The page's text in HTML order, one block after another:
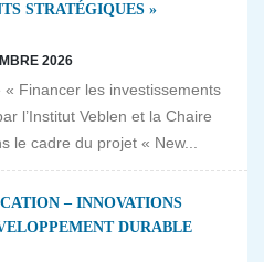
STRATÉGIQUES »
2026
Financer les investissements
l’Institut Veblen et la Chaire
le cadre du projet « New...
– INNOVATIONS
DURABLE